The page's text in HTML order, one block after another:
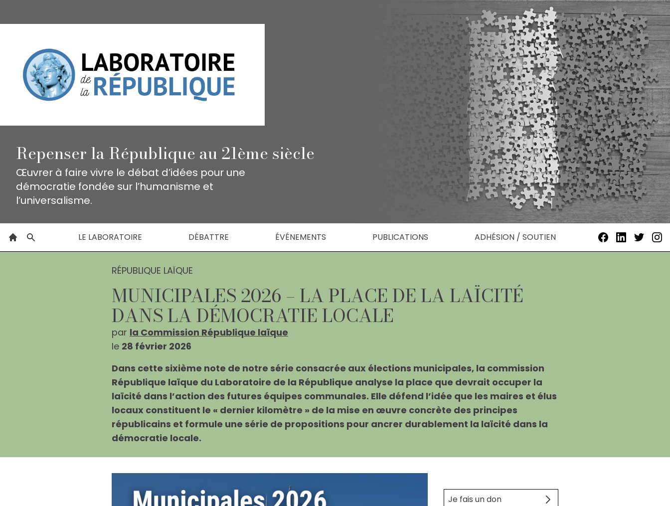
Repenser la République au 21ème siècle
Œuvrer à faire vivre le débat d’idées pour une
démocratie fondée sur l’humanisme et
l’universalisme.
LE LABORATOIRE DÉBATTRE ÉVÉNEMENTS PUBLICATIONS ADHÉSION / SOUTIEN
RÉPUBLIQUE LAÏQUE
MUNICIPALES 2026 – LA PLACE DE LA LAÏCITÉ
DANS LA DÉMOCRATIE LOCALE
par la Commission République laïque
le 28 février 2026
Dans cette sixième note de notre série consacrée aux élections municipales, la commission
République laïque du Laboratoire de la République analyse la place que devrait occuper la
laïcité dans l’action des futures équipes communales. Elle défend l’idée que les maires et élus
locaux constituent le « dernier kilomètre » de la mise en œuvre concrète des principes
républicains et formule une série de propositions pour ancrer durablement la laïcité dans la
démocratie locale.
Je fais un don